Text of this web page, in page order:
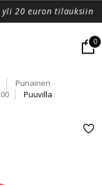
yli 20 euron tilauksiin
0
Punainen
Puuvilla